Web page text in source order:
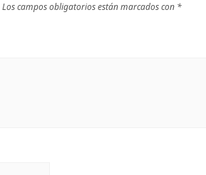
Los campos obligatorios están marcados con *